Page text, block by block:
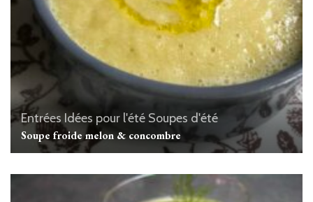
Entrées Idées pour l'été Soupes d'été
Soupe froide melon & concombre